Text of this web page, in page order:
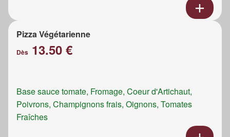
Pizza Végétarienne
Dès 13.50 €
Base sauce tomate, Fromage, Coeur d'Artichaut,
Poivrons, Champignons frais, Oignons, Tomates
Fraîches